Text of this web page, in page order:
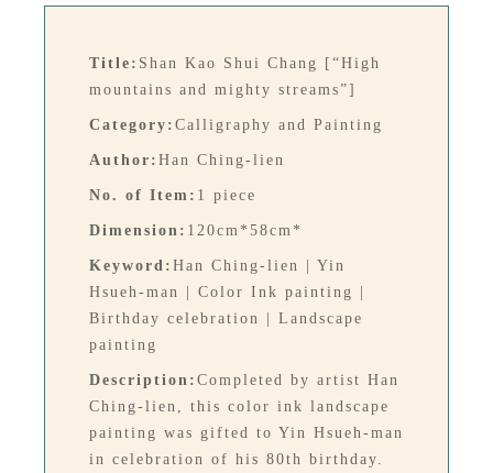
Title: Shan Kao Shui Chang [“High
mountains and mighty streams”]
Category: Calligraphy and Painting
Author: Han Ching-lien
No. of Item: 1 piece
Dimension: 120cm*58cm*
Keyword: Han Ching-lien | Yin
Hsueh-man | Color Ink painting |
Birthday celebration | Landscape
painting
Description: Completed by artist Han
Ching-lien, this color ink landscape
painting was gifted to Yin Hsueh-man
in celebration of his 80th birthday.